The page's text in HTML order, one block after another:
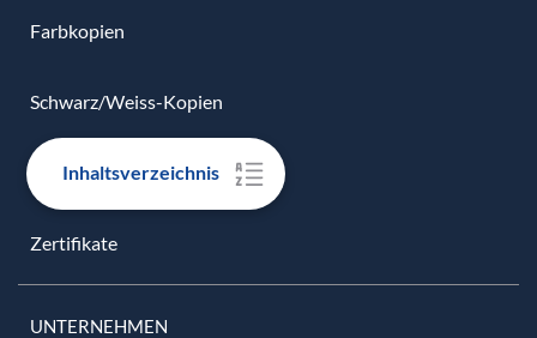
Inhaltsverzeichnis
Farbkopien
Schwarz/Weiss-Kopien
Urkunden
Zertifikate
UNTERNEHMEN